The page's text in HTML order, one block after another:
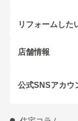
リフォームした
店舗情報
公式SNSアカウ